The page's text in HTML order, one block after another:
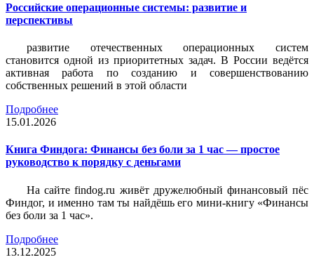
Российские операционные системы: развитие и
перспективы
развитие отечественных операционных систем
становится одной из приоритетных задач. В России ведётся
активная работа по созданию и совершенствованию
собственных решений в этой области
Подробнее
15.01.2026
Книга Финдога: Финансы без боли за 1 час — простое
руководство к порядку с деньгами
На сайте findog.ru живёт дружелюбный финансовый пёс
Финдог, и именно там ты найдёшь его мини‑книгу «Финансы
без боли за 1 час».
Подробнее
13.12.2025